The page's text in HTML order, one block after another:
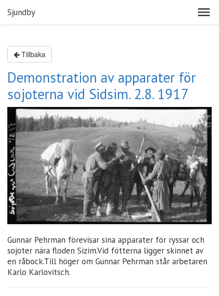
Sjundby
Tillbaka
Demonstration av apparater för
sojoterna vid Sidsim. 2.8. 1917
Gunnar Pehrman förevisar sina apparater för ryssar och
sojoter nära floden Sizim.Vid fötterna ligger skinnet av
en råbock.Till höger om Gunnar Pehrman står arbetaren
Karlo Karlovitsch.